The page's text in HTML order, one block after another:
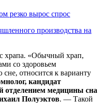
резко вырос спрос
производства на
храпа. «Обычный храп,
со здоровьем
относится к варианту
кандидат
отделением медицины сна
Полуэктов. — Такой